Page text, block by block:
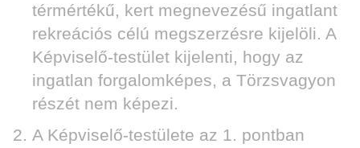
térmértékű, kert megnevezésű ingatlant
rekreációs célú megszerzésre kijelöli. A
Képviselő-testület kijelenti, hogy az
ingatlan forgalomképes, a Törzsvagyon
részét nem képezi.
A Képviselő-testülete az 1. pontban